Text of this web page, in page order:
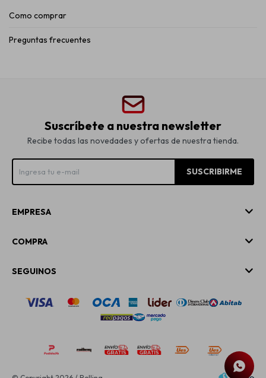
Como comprar
Preguntas frecuentes
Suscríbete a nuestra newsletter
Recibe todas las novedades y ofertas de nuestra tienda.
SUSCRIBIRME
EMPRESA
COMPRA
SEGUINOS